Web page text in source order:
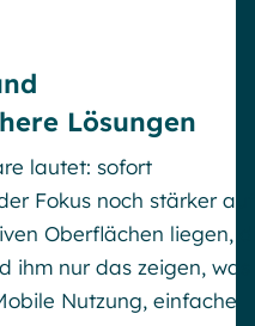
Lösungen
lautet: sofort
Fokus noch stärker auf
Oberflächen liegen,
ihm nur das zeigen, was
Nutzung, einfache